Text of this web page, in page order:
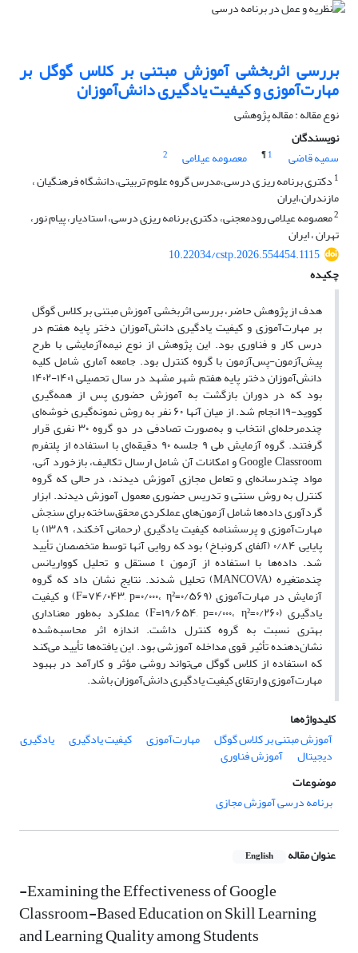
بررسی اثربخشی آموزش مبتنی بر کلاس گوگل بر
مهارت‌آموزی و کیفیت یادگیری دانش‌آموزان
نوع مقاله : مقاله پژوهشی
نویسندگان
سمیه قاضی
1
¶ معصومه عیلامی
2
1 دکتری برنامه ریز ی درسی،مدرس گروه علوم تربیتی،دانشگاه فرهنگیان ،
مازندران،ایران
2معصومه عیلامی رودمعجنی، دکتری برنامه ریزی درسی، استادیار، پیام نور،
تهران ، ایران
10.22034/cstp.2026.554454.1115
چکیده
هدف از پژوهش حاضر، بررسی اثربخشی آموزش مبتنی بر کلاس گوگل
بر مهارت‌آموزی و کیفیت یادگیری دانش‌آموزان دختر پایه هفتم در
درس کار و فناوری بود. این پژوهش از نوع نیمه‌آزمایشی با طرح
پیش‌آزمون-پس‌آزمون با گروه کنترل بود. جامعه آماری شامل کلیه
دانش‌آموزان دختر پایه هفتم شهر مشهد در سال تحصیلی ۱۴۰۱-۱۴۰۲
بود که در دوران بازگشت به آموزش حضوری پس از همه‌گیری
کووید-۱۹ انجام شد. از میان آنها ۶۰ نفر به روش نمونه‌گیری خوشه‌ای
چندمرحله‌ای انتخاب و به‌صورت تصادفی در دو گروه ۳۰ نفری قرار
گرفتند. گروه آزمایش طی ۹ جلسه ۹۰ دقیقه‌ای با استفاده از پلتفرم
Google Classroom و امکانات آن شامل ارسال تکالیف، بازخورد آنی،
مواد چندرسانه‌ای و تعامل مجازی آموزش دیدند، در حالی که گروه
کنترل به روش سنتی و تدریس حضوری معمول آموزش دیدند. ابزار
گردآوری داده‌ها شامل آزمون‌های عملکردی محقق‌ساخته برای سنجش
مهارت‌آموزی و پرسشنامه کیفیت یادگیری (رحمانی آخکند، ۱۳۸۹) با
پایایی ۰/۸۴ (آلفای کرونباخ) بود که روایی آنها توسط متخصصان تأیید
شد. داده‌ها با استفاده از آزمون t مستقل و تحلیل کوواریانس
چندمتغیره (MANCOVA) تحلیل شدند. نتایج نشان داد که گروه
آزمایش در مهارت‌آموزی (F=۷۴/۰۴۳, p=۰/۰۰۰، η²=۰/۵۶۹) و کیفیت
یادگیری (F=۱۹/۶۵۴, p=۰/۰۰۰، η²=۰/۲۶۰) عملکرد به‌طور معناداری
بهتری نسبت به گروه کنترل داشت. اندازه اثر محاسبه‌شده
نشان‌دهنده تأثیر قوی مداخله آموزشی بود. این یافته‌ها تأیید می‌کند
که استفاده از کلاس گوگل می‌تواند روشی مؤثر و کارآمد در بهبود
مهارت‌آموزی و ارتقای کیفیت یادگیری دانش‌آموزان باشد.
کلیدواژه‌ها
آموزش مبتنی بر کلاس گوگل
مهارت‌آموزی کیفیت یادگیری یادگیری
دیجیتال
آموزش فناوری
موضوعات
برنامه درسی آموزش مجازی
عنوان مقاله English
-Examining the Effectiveness of Google
Classroom-Based Education on Skill Learning
and Learning Quality among Students